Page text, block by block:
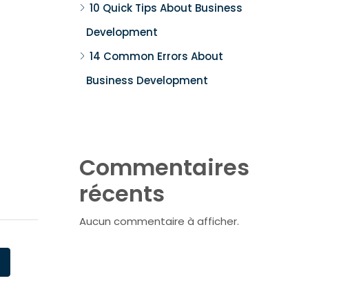
10 Quick Tips About Business
Development
14 Common Errors About
Business Development
Commentaires
récents
Aucun commentaire à afficher.